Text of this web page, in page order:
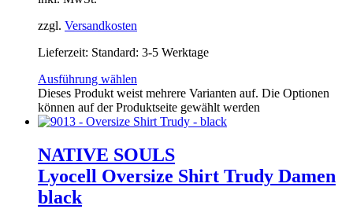
zzgl. Versandkosten
Lieferzeit: Standard: 3-5 Werktage
Ausführung wählen
Dieses Produkt weist mehrere Varianten auf. Die Optionen
können auf der Produktseite gewählt werden
NATIVE SOULS
Lyocell Oversize Shirt Trudy Damen
black